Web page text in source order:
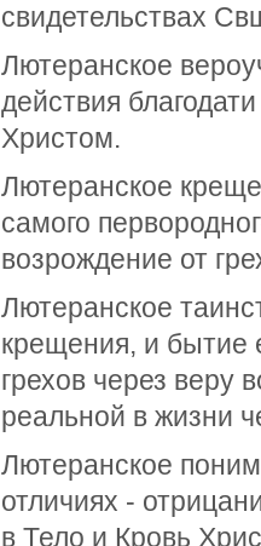
свидетельствах
Лютеранское
действия
Христом.
Лютеранское
самого
возрождение от
Лютеранское
крещения, и бытие
грехов через веру
реальной в жизни
Лютеранское
отличиях -
в Тело и Кровь